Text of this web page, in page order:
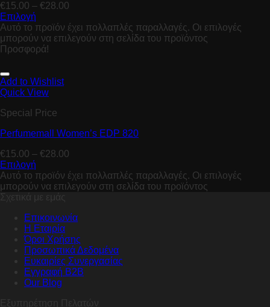
€15.00 – €28.00
Επιλογή
Αυτό το προϊόν έχει πολλαπλές παραλλαγές. Οι επιλογές
μπορούν να επιλεγούν στη σελίδα του προϊόντος
Προσφορά!
Add to Wishlist
Quick View
Special Price
Perfumemall Women’s EDP 820
€15.00 – €28.00
Επιλογή
Αυτό το προϊόν έχει πολλαπλές παραλλαγές. Οι επιλογές
μπορούν να επιλεγούν στη σελίδα του προϊόντος
Σχετικά με εμάς
Επικοινωνία
Η Εταιρία
Όροι Χρήσης
Προσωπικά Δεδομένα
Ευκαιρίες Συνεργασίας
Εγγραφή B2B
Our Blog
Εξυπηρέτηση Πελατών